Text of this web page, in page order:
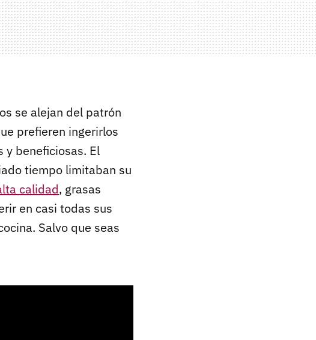
se alejan del patrón
prefieren ingerirlos
y beneficiosas. El
tiempo limitaban su
calidad, grasas
en casi todas sus
Salvo que seas